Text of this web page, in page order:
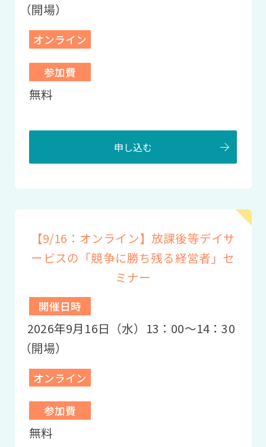
（開場）
オンライン
参加費
無料
申し込む
【9/16：オンライン】放課後等デイサ
ービスの「競争に勝ち残る経営者」セ
ミナー
開催日時
2026年9月16日（水）13：00〜14：30
（開場）
オンライン
参加費
無料